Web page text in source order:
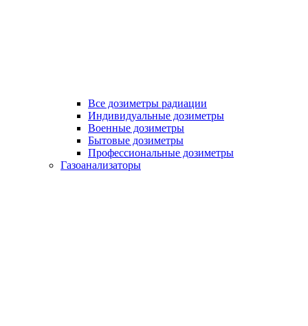
Все дозиметры радиации
Индивидуальные дозиметры
Военные дозиметры
Бытовые дозиметры
Профессиональные дозиметры
Газоанализаторы